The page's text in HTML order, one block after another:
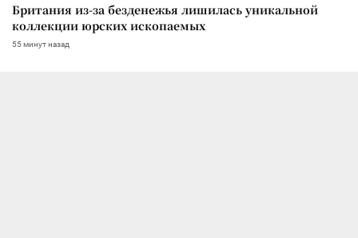
Британия из-за безденежья лишилась уникальной
коллекции юрских ископаемых
55 минут назад